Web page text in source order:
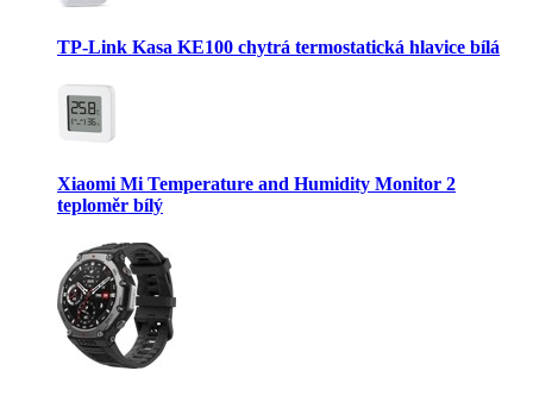
TP-Link Kasa KE100 chytrá termostatická hlavice bílá
Xiaomi Mi Temperature and Humidity Monitor 2
teploměr bílý